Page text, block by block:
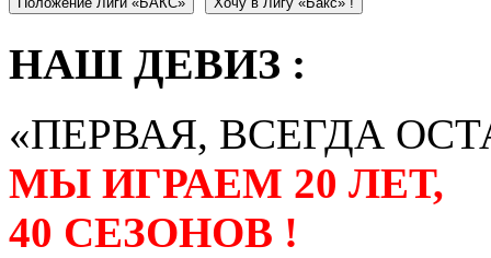
НАШ ДЕВИЗ :
«ПЕРВАЯ, ВСЕГДА
МЫ ИГРАЕМ 20 ЛЕТ,
40 СЕЗОНОВ !